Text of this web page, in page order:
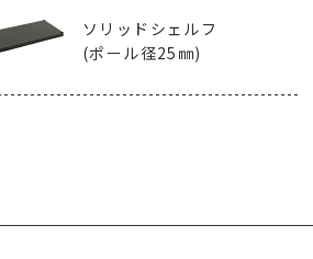
ソリッドシェルフ
(ポール径25㎜)